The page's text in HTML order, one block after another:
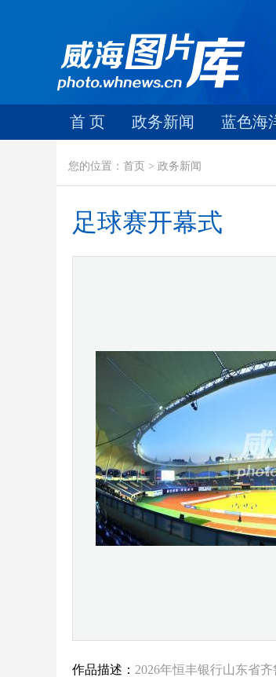
首 页 政务新闻 蓝色海
您的位置：首页 > 政务新闻
足球赛开幕式
作品描述： 2026年恒丰银行山东省